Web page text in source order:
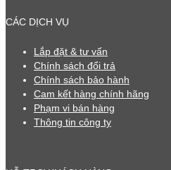
CÁC DỊCH VỤ
Lắp đặt & tư vấn
Chính sách đổi trả
Chính sách bảo hành
Cam kết hàng chính hãng
Phạm vi bán hàng
Thông tin công ty